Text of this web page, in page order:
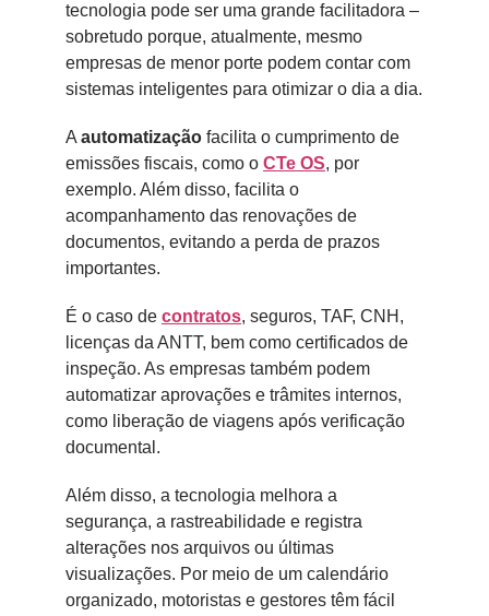
tecnologia pode ser uma grande facilitadora –
sobretudo porque, atualmente, mesmo
empresas de menor porte podem contar com
sistemas inteligentes para otimizar o dia a dia.
A automatização facilita o cumprimento de
emissões fiscais, como o CTe OS, por
exemplo. Além disso, facilita o
acompanhamento das renovações de
documentos, evitando a perda de prazos
importantes.
É o caso de contratos, seguros, TAF, CNH,
licenças da ANTT, bem como certificados de
inspeção. As empresas também podem
automatizar aprovações e trâmites internos,
como liberação de viagens após verificação
documental.
Além disso, a tecnologia melhora a
segurança, a rastreabilidade e registra
alterações nos arquivos ou últimas
visualizações. Por meio de um calendário
organizado, motoristas e gestores têm fácil